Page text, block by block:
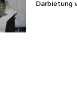
Darbietung